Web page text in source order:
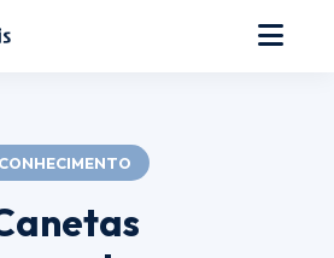
CONHECIMENTO